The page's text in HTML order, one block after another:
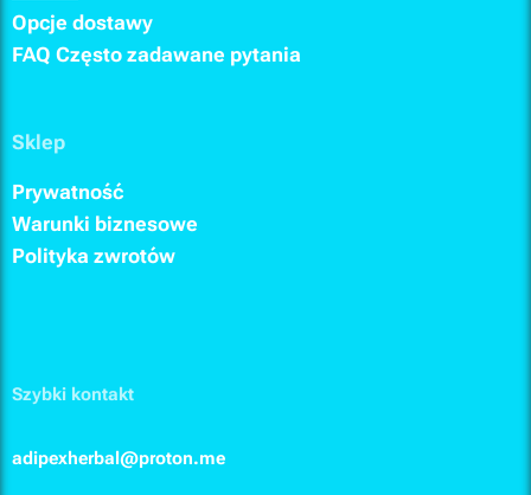
Opcje dostawy
FAQ Często zadawane pytania
Sklep
Prywatność
Warunki biznesowe
Polityka zwrotów
Szybki kontakt
adipexherbal@proton.me